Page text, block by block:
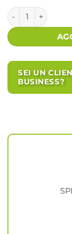
Sedia Nera
SEI UN
BUSINESS?